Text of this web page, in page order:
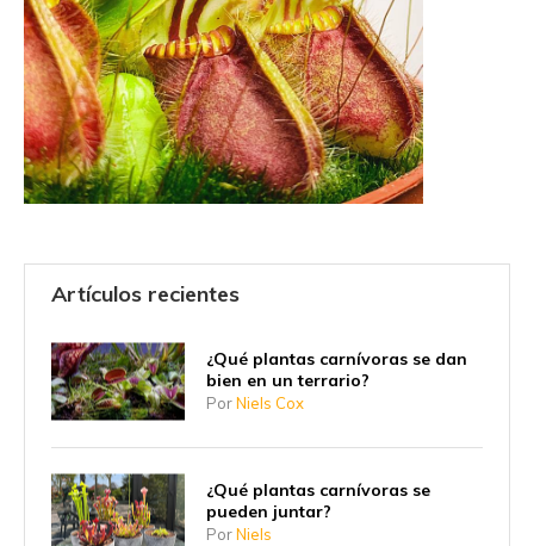
Artículos recientes
¿Qué plantas carnívoras se dan
bien en un terrario?
PorNiels Cox
¿Qué plantas carnívoras se
pueden juntar?
PorNiels